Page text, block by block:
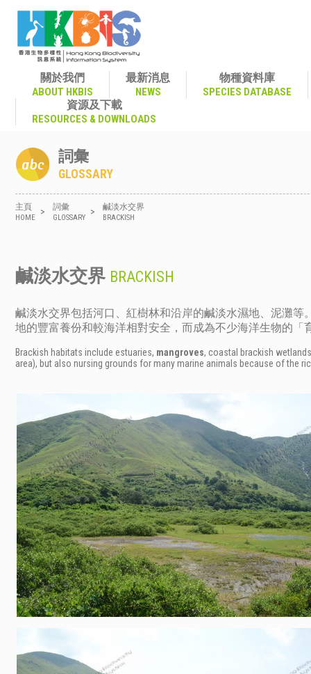
關於我們
ABOUT HKBIS
最新消息
NEWS
物種資料庫
SPECIES DATABASE
資源及下載
RESOURCES & DOWNLOADS
詞彙
GLOSSARY
主頁
HOME
> 詞彙
GLOSSARY
> 鹹淡水交界
BRACKISH
鹹淡水交界 BRACKISH
鹹淡水交界包括河口、紅樹林和沿岸的鹹淡水濕地、泥灘
地的豐富養份和較海洋相對安全，而成為不少海洋生物的「
Brackish habitats include estuaries, mangroves, coastal brackish
area), but also nursing grounds for many marine animals because of the